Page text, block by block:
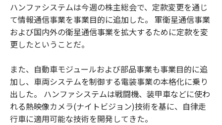
ハンファシステムは今週の株主総会で、定款変更を通じ
て情報通信事業を事業目的に追加した。 軍衛星通信事業
および国内外の衛星通信事業を拡大するために定款を変
更したということだ。
また、自動車モジュールおよび部品事業も事業目的に追
加し、車両システムを制御する電装事業の本格化に乗り
出した。 ハンファシステムは戦闘機、装甲車などに使わ
れる熱映像カメラ(ナイトビジョン)技術を基に、自律走
行車に適用可能な技術を開発してきた。